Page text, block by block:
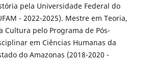
pela Universidade Federal do
- 2022-2025). Mestre em Teoria,
Cultura pelo Programa de Pós-
em Ciências Humanas da
do Amazonas (2018-2020 -